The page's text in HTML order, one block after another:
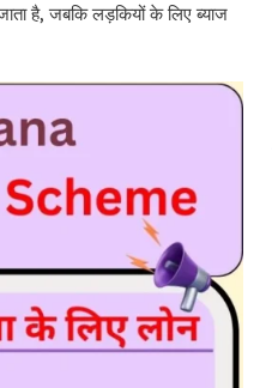
है, जबकि लड़कियों के लिए ब्याज